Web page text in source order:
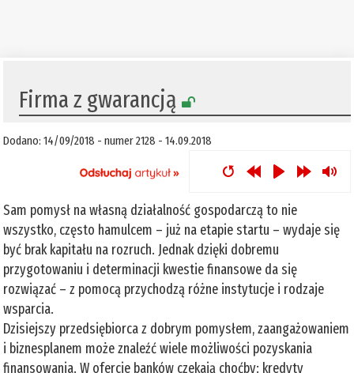
Firma z gwarancją
Dodano: 14/09/2018 - numer 2128 - 14.09.2018
Sam pomysł na własną działalność gospodarczą to nie
wszystko, często hamulcem – już na etapie startu – wydaje się
być brak kapitału na rozruch. Jednak dzięki dobremu
przygotowaniu i determinacji kwestie finansowe da się
rozwiązać – z pomocą przychodzą różne instytucje i rodzaje
wsparcia.
Dzisiejszy przedsiębiorca z dobrym pomysłem, zaangażowaniem
i biznesplanem może znaleźć wiele możliwości pozyskania
finansowania. W ofercie banków czekają choćby: kredyty